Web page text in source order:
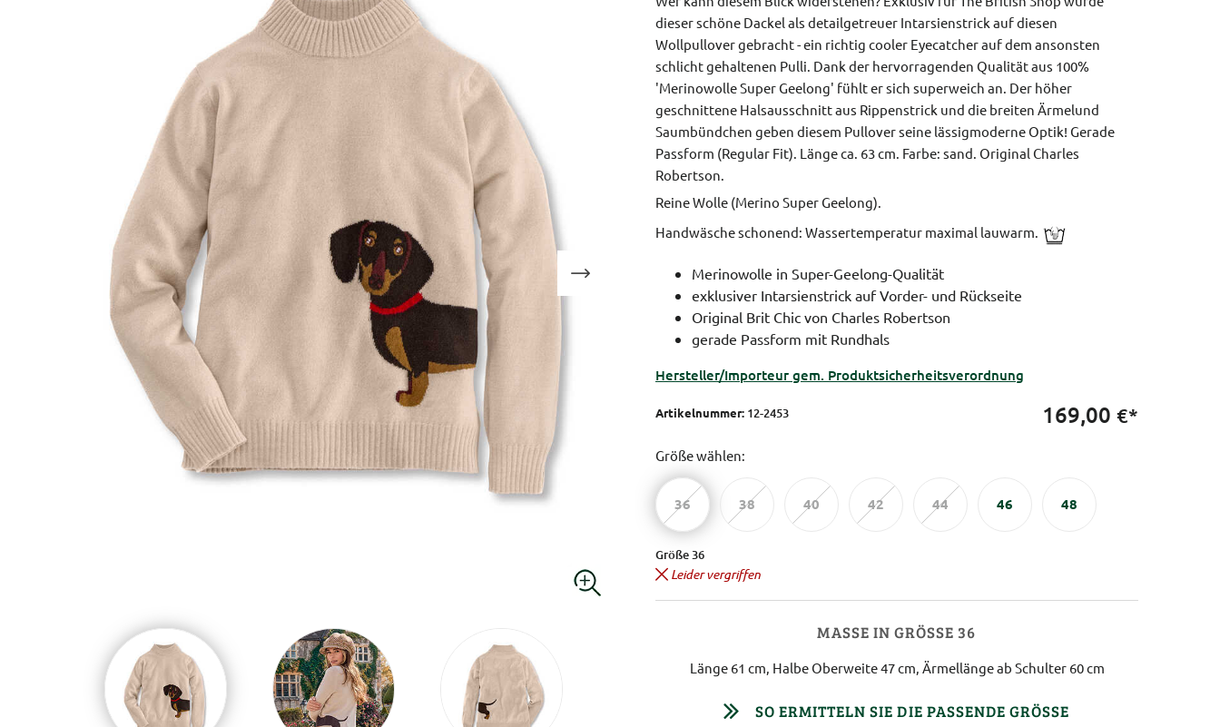
dieser schöne Dackel als detailgetreuer Intarsienstrick auf diesen
Wollpullover gebracht - ein richtig cooler Eyecatcher auf dem ansonsten
schlicht gehaltenen Pulli. Dank der hervorragenden Qualität aus 100%
'Merinowolle Super Geelong' fühlt er sich superweich an. Der höher
geschnittene Halsausschnitt aus Rippenstrick und die breiten Ärmelund
Saumbündchen geben diesem Pullover seine lässigmoderne Optik! Gerade
Passform (Regular Fit). Länge ca. 63 cm. Farbe: sand. Original Charles
Robertson.
Reine Wolle (Merino Super Geelong).
Handwäsche schonend: Wassertemperatur maximal lauwarm.
Merinowolle in Super-Geelong-Qualität
exklusiver Intarsienstrick auf Vorder- und Rückseite
Original Brit Chic von Charles Robertson
gerade Passform mit Rundhals
Hersteller/Importeur gem. Produktsicherheitsverordnung
Artikelnummer: 12-2453 169,00 €*
Größe wählen:
36 38 40 42 44 46 48
Größe 36
Leider vergriffen
MASSE IN GRÖSSE 36
Länge 61 cm, Halbe Oberweite 47 cm, Ärmellänge ab Schulter 60 cm
SO ERMITTELN SIE DIE PASSENDE GRÖSSE